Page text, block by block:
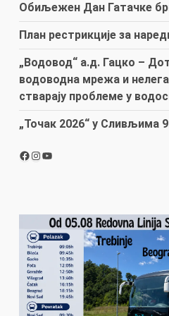
Обиљежен Дан Гатачке
План рестрикције за
„Водовод“ а.д. Гацко –
водоводна мрежа и
стварају проблеме у
„Точак 2026“ у Сливљима
Facebook
Instagram
YouTube